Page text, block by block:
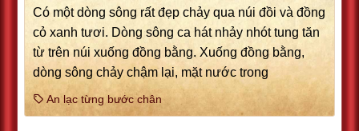
Có một dòng sông rất đẹp chảy qua núi đồi và đồng
cỏ xanh tươi. Dòng sông ca hát nhảy nhót tung tăn
từ trên núi xuống đồng bằng. Xuống đồng bằng,
dòng sông chảy chậm lại, mặt nước trong
An lạc từng bước chân